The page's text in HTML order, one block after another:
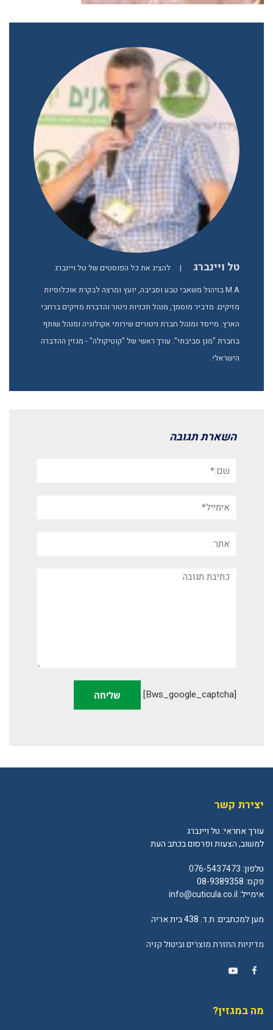
טל ויינברג |
להציג את כל הפוסטים של טל ויינברג
M.A בניהול משאבי טבע וסביבה, יועץ ומרצה לבקרת אוכלוסיות
מזיקים. מדביר מוסמך, מנהל תכניות ניטור והדברת מזיקים ברחבי
הארץ. מייסד ומנהל חברת ניטורים שירותי אקולוגיה ומנהל שותף
בחברת "מגן סביבתי". עורך ראשי של "קוטיקולה" - מגזין ההדברה
הישראלי.
השארת תגובה
תגובה
[bws_google_captcha]
יצירת קשר
עורך אחראי: טל ויינברג
למשוב, הצעות ופרסום בכתב העת
טלפון:076-5437473
פקס: 08-9389358
אימייל:info@cuticula.co.il
מען למכתבים: ת.ד. 438 בית אריה
מדיניות החזרת מוצרים וביטול קניה
מה במגזין?